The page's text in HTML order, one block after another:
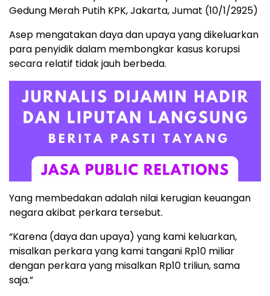
Gedung Merah Putih KPK, Jakarta, Jumat (10/1/2925)
Asep mengatakan daya dan upaya yang dikeluarkan
para penyidik dalam membongkar kasus korupsi
secara relatif tidak jauh berbeda.
Yang membedakan adalah nilai kerugian keuangan
negara akibat perkara tersebut.
“Karena (daya dan upaya) yang kami keluarkan,
misalkan perkara yang kami tangani Rp10 miliar
dengan perkara yang misalkan Rp10 triliun, sama
saja.”